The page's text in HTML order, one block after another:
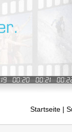
Startseite |